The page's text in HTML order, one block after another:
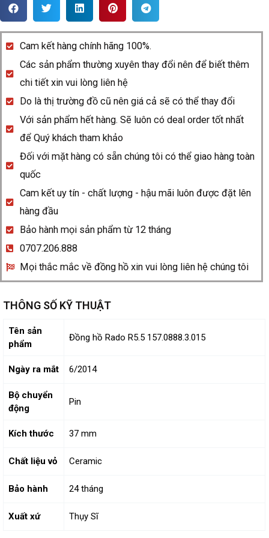
Rado
157.0888.3.015
quantity
Cam kết hàng chính hãng 100%.
Các sản phẩm thường xuyên thay đổi nên để biết thêm
chi tiết xin vui lòng liên hệ
Do là thị trường đồ cũ nên giá cả sẽ có thể thay đổi
Với sản phẩm hết hàng. Sẽ luôn có deal order tốt nhất
để Quý khách tham khảo
Đối với mặt hàng có sẵn chúng tôi có thể giao hàng toàn
quốc
Cam kết uy tín - chất lượng - hậu mãi luôn được đặt lên
hàng đầu
Bảo hành mọi sản phẩm từ 12 tháng
0707.206.888
Mọi thắc mắc về đồng hồ xin vui lòng liên hệ chúng tôi
THÔNG SỐ KỸ THUẬT
Tên sản
phẩm
Đồng hồ Rado R5.5 157.0888.3.015
Ngày ra mắt 6/2014
Bộ chuyển
động
Pin
Kích thước 37 mm
Chất liệu vỏ Ceramic
Bảo hành 24 tháng
Xuất xứ Thụy Sĩ